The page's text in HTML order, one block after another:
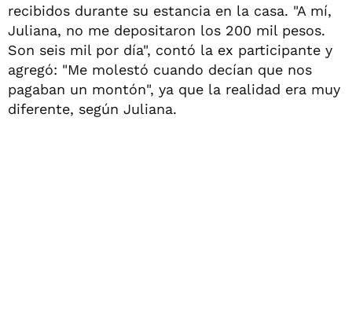
recibidos durante su estancia en la casa. "A mí,
Juliana, no me depositaron los 200 mil pesos.
Son seis mil por día", contó la ex participante y
agregó: "Me molestó cuando decían que nos
pagaban un montón", ya que la realidad era muy
diferente, según Juliana.